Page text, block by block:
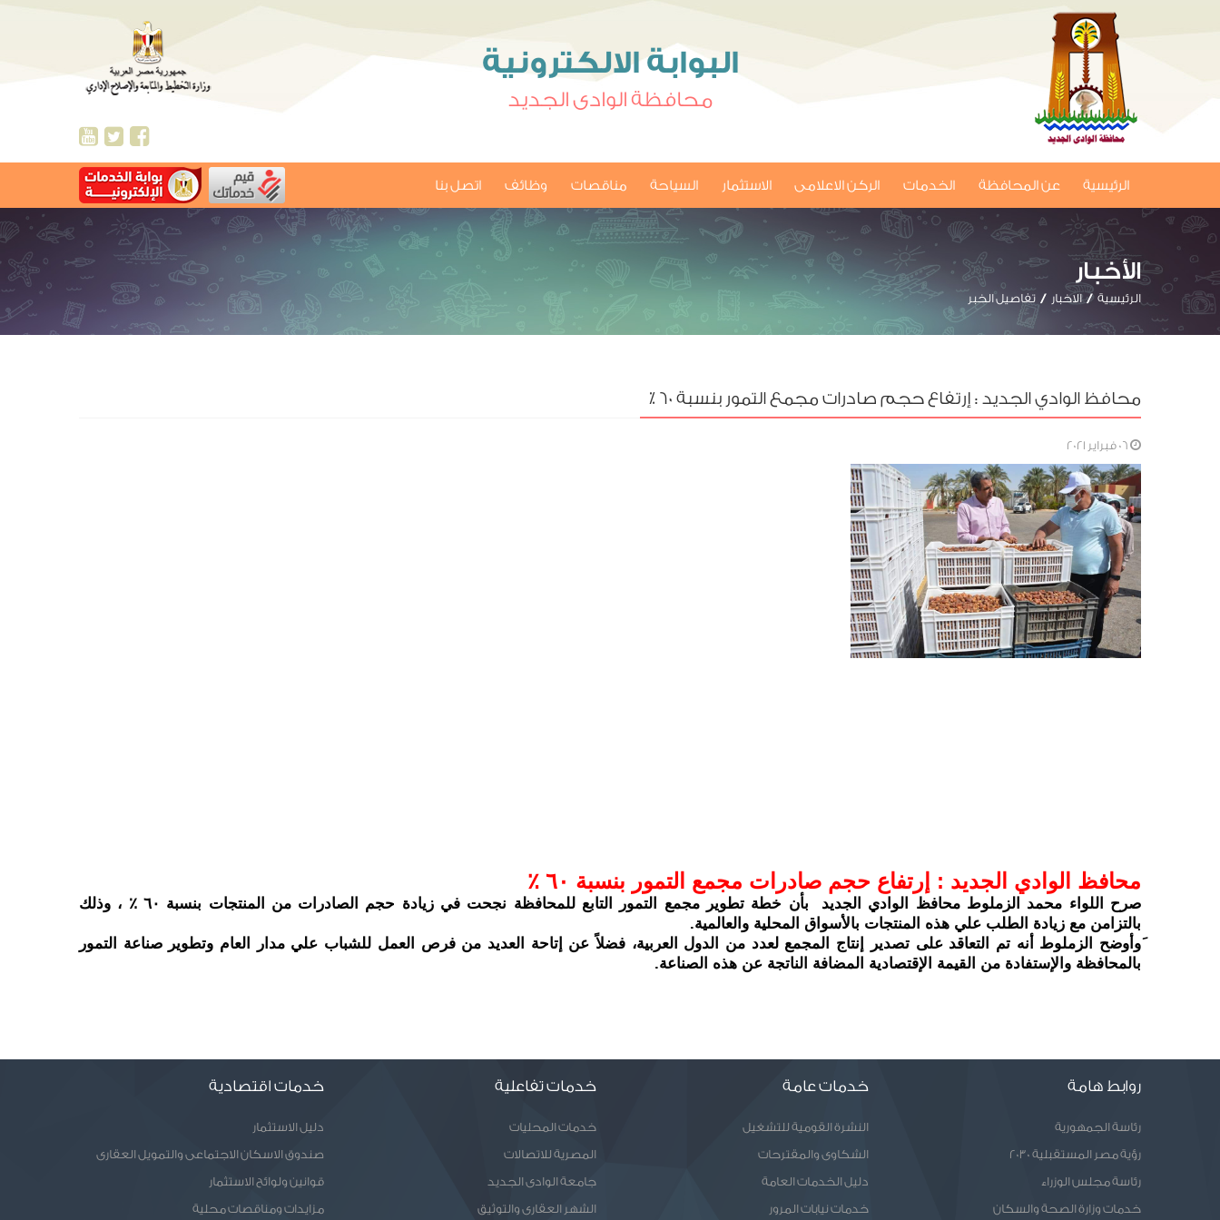
البوابة الالكترونية
محافظة الوادى الجديد
الرئيسية عن المحافظة الخدمات الركن الاعلامى الاستثمار السياحة مناقصات وظائف اتصل بنا
الأخبار
الرئيسية الاخبار تفاصيل الخبر
محافظ الوادي الجديد : إرتفاع حجم صادرات مجمع التمور بنسبة ٦٠ ٪
محافظ الوادي الجديد : إرتفاع حجم صادرات مجمع التمور بنسبة ٦٠ ٪
بالتزامن مع زيادة الطلب علي هذه المنتجات بالأسواق المحلية والعالمية.
بالمحافظة والإستفادة من القيمة الإقتصادية المضافة الناتجة عن هذه الصناعة.
روابط هامة
رئاسة الجمهورية
رؤية مصر المستقبلية 2030
رئاسة مجلس الوزراء
خدمات وزارة الصحة والسكان
خدمات عامة
النشرة القومية للتشغيل
الشكاوى والمقترحات
دليل الخدمات العامة
خدمات نيابات المرور
خدمات تفاعلية
خدمات المحليات
المصرية للاتصالات
جامعة الوادى الجديد
الشهر العقارى والتوثيق
خدمات اقتصادية
دليل الاستثمار
صندوق الاسكان الاجتماعى والتمويل العقارى
قوانين ولوائح الاستثمار
مزايدات ومناقصات محلية